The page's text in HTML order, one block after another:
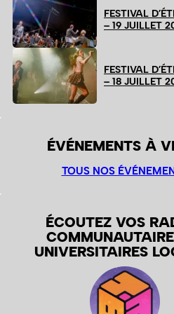
FESTIVAL
– 19 JUILLET
FESTIVAL
– 18 JUILLET
ÉVÉNEMENTS À
TOUS NOS
ÉCOUTEZ VOS
UNIVERSITAIRES